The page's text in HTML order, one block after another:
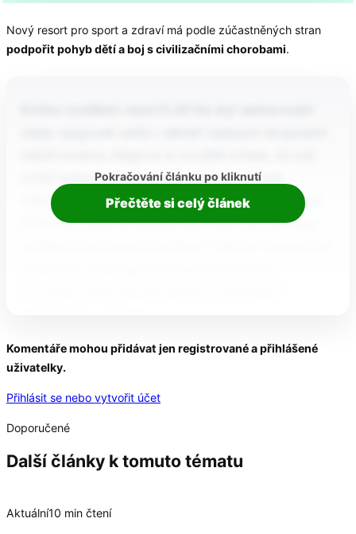
Nový resort pro sport a zdraví má podle zúčastněných stran
podpořit pohyb dětí a boj s civilizačními chorobami.
chtějí jednat o programu,“ upozornil Marek
Výborný (KDU-ČSL).Markéta Pekarová Adamová
(TOP 09) označila přístup lídra ANO za „na hony
Pokračování článku po kliknutí
Přečtěte si celý článek
Komentáře mohou přidávat jen registrované a přihlášené
uživatelky.
Přihlásit se nebo vytvořit účet
Doporučené
Další články k tomuto tématu
Aktuální10 min čtení